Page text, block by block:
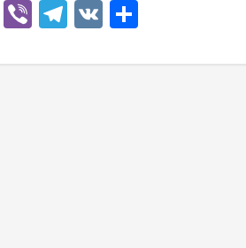
Odnoklassniki
ViberTelegram
VK